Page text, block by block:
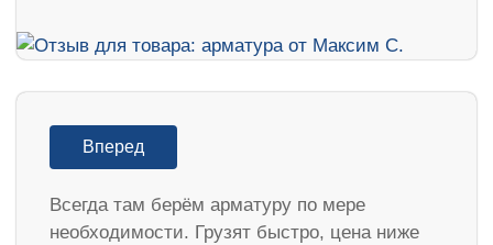
Вперед
Всегда там берём арматуру по мере
необходимости. Грузят быстро, цена ниже